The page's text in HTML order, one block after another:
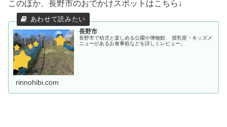
このほか、長野市のおでかけスポットはこちら↓
長野市
長野市で幼児と楽しめる公園や博物館、 授乳室・キッズメ
ニューがあるお食事処などを詳しくレビュー。
rinnohibi.com